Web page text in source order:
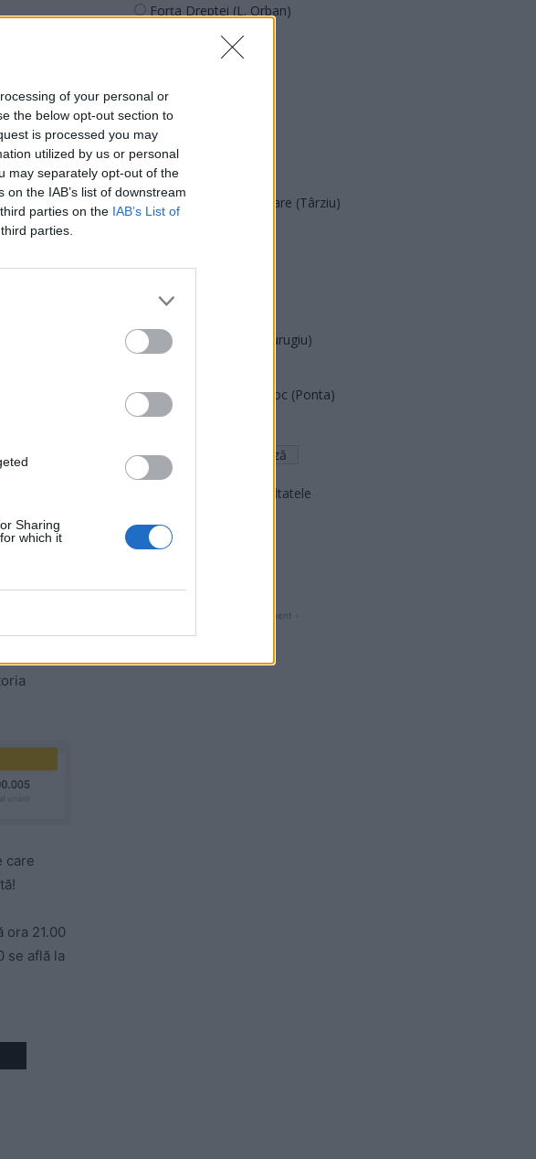
of your personal or
the below opt-out section to
is processed you may
utilized by us or personal
may separately opt-out of the
the IAB’s list of downstream
parties on the IAB’s List of
parties.
Sharing
which it
de
care
ora 21.00
se află la
Forța Dreptei (L. Orban)
SENS
SOS (Șoșoacă)
POT (Gavrilă)
PACE (Peia)
Acțiunea Conservatoare (Târziu)
PNCR (Terheș)
Partidul Patrioților (Surugiu)
România pe Primul Loc (Ponta)
Altul
Arată rezultatele
Arhiva sondajelor
- Advertisment -